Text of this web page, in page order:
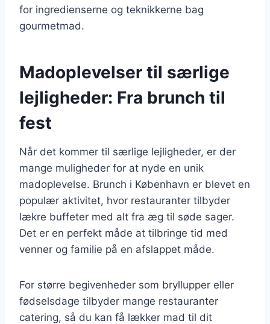
for ingredienserne og teknikkerne bag
gourmetmad.
Madoplevelser til særlige
lejligheder: Fra brunch til
fest
Når det kommer til særlige lejligheder, er der
mange muligheder for at nyde en unik
madoplevelse. Brunch i København er blevet en
populær aktivitet, hvor restauranter tilbyder
lækre buffeter med alt fra æg til søde sager.
Det er en perfekt måde at tilbringe tid med
venner og familie på en afslappet måde.
For større begivenheder som bryllupper eller
fødselsdage tilbyder mange restauranter
catering, så du kan få lækker mad til dit